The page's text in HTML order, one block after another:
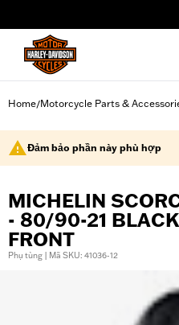
Home/Motorcycle Parts &
Đảm bảo phần này phù hợp
MICHELIN
- 80/90-21
FRONT
Phụ tùng | Mã SKU: 41036-12